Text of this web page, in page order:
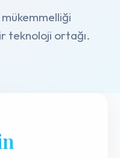
teknoloji ortağı.